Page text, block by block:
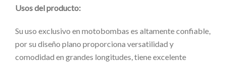
Usos del producto:
Su uso exclusivo en motobombas es altamente confiable,
por su diseño plano proporciona versatilidad y
comodidad en grandes longitudes, tiene excelente